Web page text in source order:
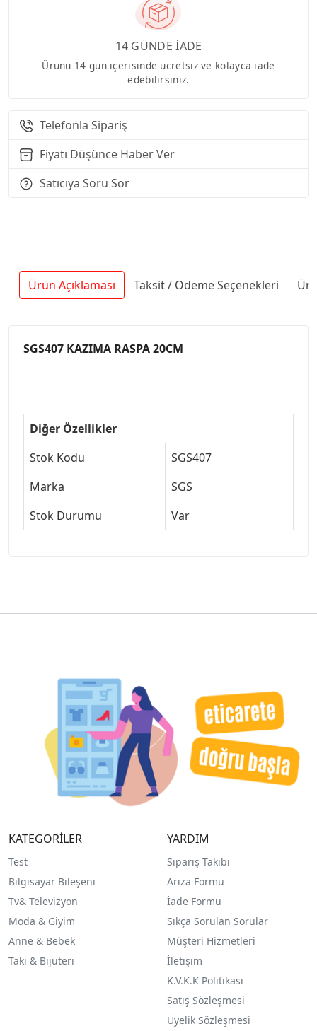
14 GÜNDE İADE
Ürünü 14 gün içerisinde ücretsiz ve kolayca iade
edebilirsiniz.
Telefonla Sipariş
Fiyatı Düşünce Haber Ver
Satıcıya Soru Sor
Ürün Açıklaması Taksit / Ödeme Seçenekleri
SGS407 KAZIMA RASPA 20CM
Diğer Özellikler
Stok Kodu
SGS407
Marka
SGS
Stok Durumu
Var
KATEGORİLER
Test
Bilgisayar Bileşeni
Tv& Televizyon
Moda & Giyim
Anne & Bebek
Takı & Bijüteri
YARDIM
Sipariş Takibi
Arıza Formu
İade Formu
Sıkça Sorulan Sorular
Müşteri Hizmetleri
İletişim
K.V.K.K Politikası
Satış Sözleşmesi
Üyelik Sözleşmesi